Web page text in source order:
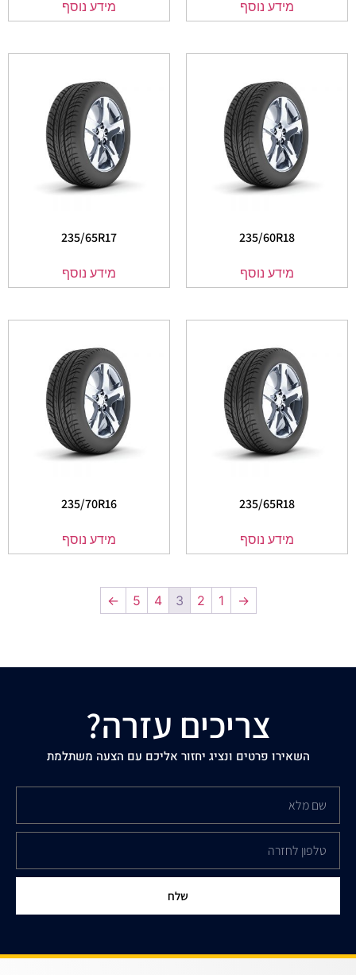
מידע נוסף מידע נוסף
235/60R18
מידע נוסף
235/65R17
מידע נוסף
235/65R18
מידע נוסף
235/70R16
מידע נוסף
→
1
2
3
4
5
←
צריכים עזרה?
השאירו פרטים ונציג יחזור אליכם עם הצעה משתלמת
שלח